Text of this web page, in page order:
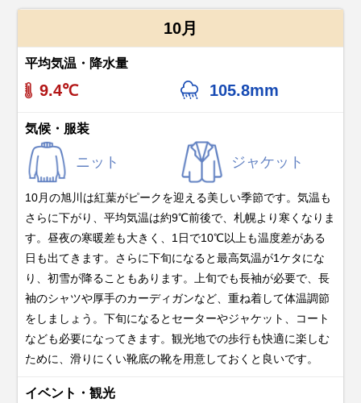
10月
平均気温・降水量
9.4℃ 105.8mm
気候・服装
ニット ジャケット
10月の旭川は紅葉がピークを迎える美しい季節です。気温も
さらに下がり、平均気温は約9℃前後で、札幌より寒くなりま
す。昼夜の寒暖差も大きく、1日で10℃以上も温度差がある
日も出てきます。さらに下旬になると最高気温が1ケタにな
り、初雪が降ることもあります。上旬でも長袖が必要で、長
袖のシャツや厚手のカーディガンなど、重ね着して体温調節
をしましょう。下旬になるとセーターやジャケット、コート
なども必要になってきます。観光地での歩行も快適に楽しむ
ために、滑りにくい靴底の靴を用意しておくと良いです。
イベント・観光